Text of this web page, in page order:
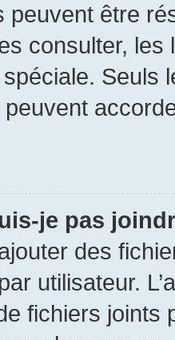
peuvent être
consulter,
Seuls
je pas
des
utilisateur.
fichiers